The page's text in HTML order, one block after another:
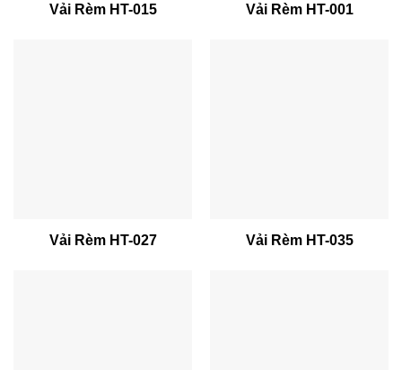
Vải Rèm HT-015 Vải Rèm HT-001
Vải Rèm HT-027 Vải Rèm HT-035